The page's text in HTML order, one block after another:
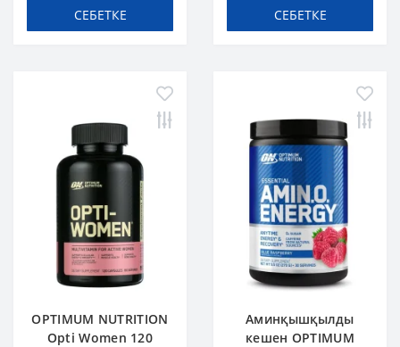
СЕБЕТКЕ СЕБЕТКЕ
OPTIMUM NUTRITION
Opti Women 120
Аминқышқылды
кешен OPTIMUM